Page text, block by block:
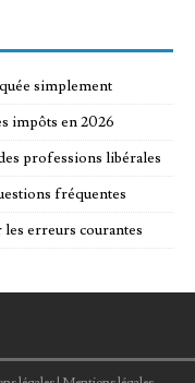
simplement
impôts en 2026
professions libérales
fréquentes
erreurs courantes